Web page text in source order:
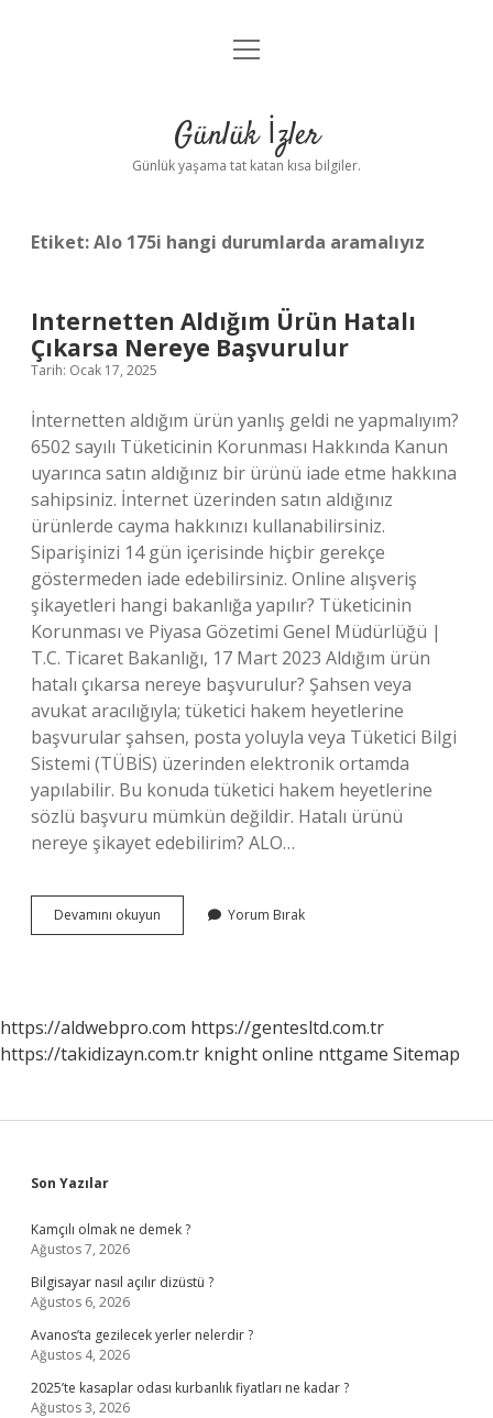
Anasayfa
Yasal Uyarı
menüyü
Günlük İzler
Günlük yaşama tat katan kısa bilgiler.
Etiket:Alo 175i hangi durumlarda aramalıyız
Internetten Aldığım Ürün Hatalı
Çıkarsa Nereye Başvurulur
Tarih: Ocak 17, 2025
İnternetten aldığım ürün yanlış geldi ne yapmalıyım?
6502 sayılı Tüketicinin Korunması Hakkında Kanun
uyarınca satın aldığınız bir ürünü iade etme hakkına
sahipsiniz. İnternet üzerinden satın aldığınız
ürünlerde cayma hakkınızı kullanabilirsiniz.
Siparişinizi 14 gün içerisinde hiçbir gerekçe
göstermeden iade edebilirsiniz. Online alışveriş
şikayetleri hangi bakanlığa yapılır? Tüketicinin
Korunması ve Piyasa Gözetimi Genel Müdürlüğü |
T.C. Ticaret Bakanlığı, 17 Mart 2023 Aldığım ürün
hatalı çıkarsa nereye başvurulur? Şahsen veya
avukat aracılığıyla; tüketici hakem heyetlerine
başvurular şahsen, posta yoluyla veya Tüketici Bilgi
Sistemi (TÜBİS) üzerinden elektronik ortamda
yapılabilir. Bu konuda tüketici hakem heyetlerine
sözlü başvuru mümkün değildir. Hatalı ürünü
nereye şikayet edebilirim? ALO…
Devamını okuyun Internetten
Aldığım
Başvurulur
Yorum Bırak
https://aldwebpro.com https://gentesltd.com.tr
https://takidizayn.com.tr knight online nttgame Sitemap
Sidebar
Son Yazılar
Kamçılı olmak ne demek ?
Ağustos 7, 2026
Bilgisayar nasıl açılır dizüstü ?
Ağustos 6, 2026
Avanos’ta gezilecek yerler nelerdir ?
Ağustos 4, 2026
2025’te kasaplar odası kurbanlık fiyatları ne kadar ?
Ağustos 3, 2026